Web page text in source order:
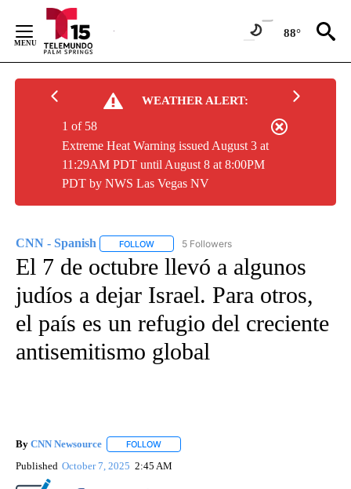
Content
88°
WEATHER ALERT:
Extreme Heat Warning issued August 3 at
11:29AM PDT until August 8 at 8:00PM
PDT by NWS Las Vegas NV
1 of 58
CNN - Spanish FOLLOW FOLLOW "CNN - SPANISH" TO RECEIVE
5 Followers
El 7 de octubre llevó a algunos
judíos a dejar Israel. Para otros,
el país es un refugio del creciente
antisemitismo global
By CNN Newsource FOLLOW
Published October 7, 2025 2:45 AM